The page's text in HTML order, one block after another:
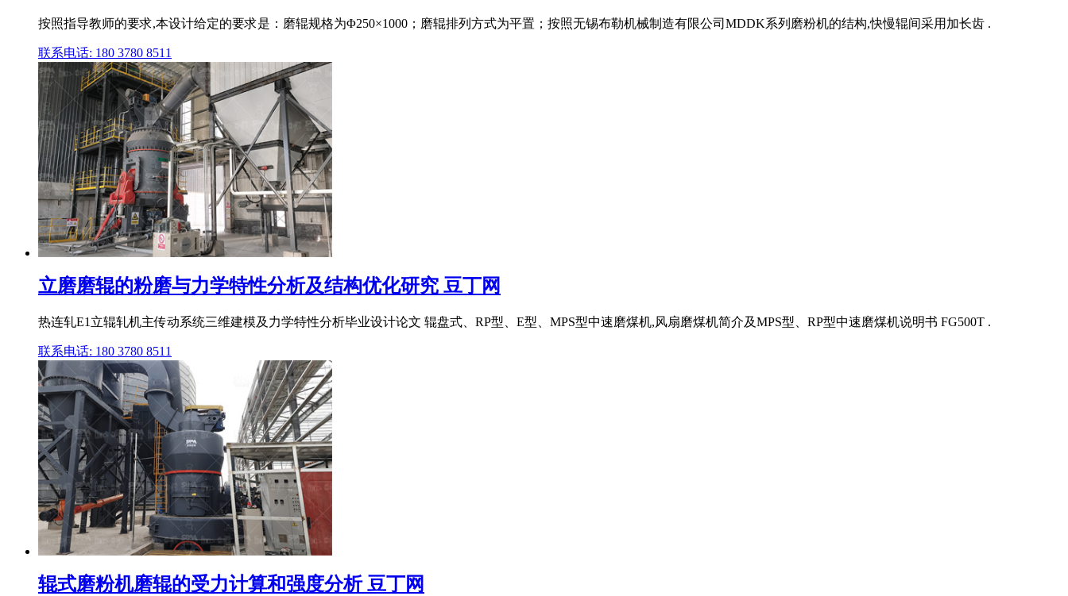
按照指导教师的要求,本设计给定的要求是：磨辊规格为Φ250×1000；磨辊排列方式为平置；按照无锡布勒机械制造有限公司MDDK系列磨粉机的结构,快慢辊间采用加长齿 .
联系电话: 180 3780 8511
立磨磨辊的粉磨与力学特性分析及结构优化研究 豆丁网
热连轧E1立辊轧机主传动系统三维建模及力学特性分析毕业设计论文 辊盘式、RP型、E型、MPS型中速磨煤机,风扇磨煤机简介及MPS型、RP型中速磨煤机说明书 FG500T .
联系电话: 180 3780 8511
辊式磨粉机磨辊的受力计算和强度分析 豆丁网